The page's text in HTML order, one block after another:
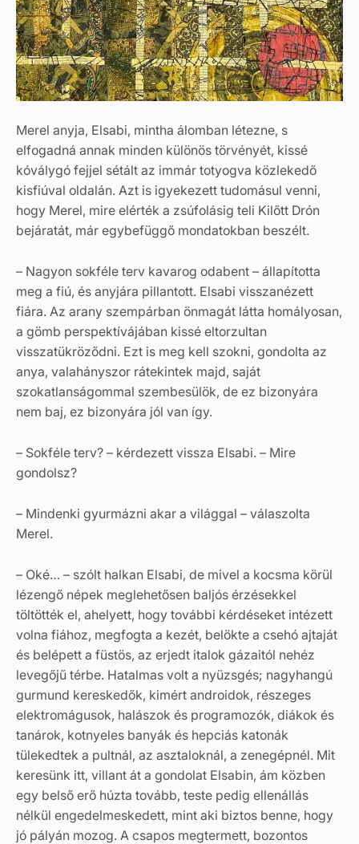
Merel anyja, Elsabi, mintha álomban létezne, s
elfogadná annak minden különös törvényét, kissé
kóválygó fejjel sétált az immár totyogva közlekedő
kisfiúval oldalán. Azt is igyekezett tudomásul venni,
hogy Merel, mire elérték a zsúfolásig teli Kilőtt Drón
bejáratát, már egybefüggő mondatokban beszélt.
– Nagyon sokféle terv kavarog odabent – állapította
meg a fiú, és anyjára pillantott. Elsabi visszanézett
fiára. Az arany szempárban önmagát látta homályosan,
a gömb perspektívájában kissé eltorzultan
visszatükröződni. Ezt is meg kell szokni, gondolta az
anya, valahányszor rátekintek majd, saját
szokatlanságommal szembesülök, de ez bizonyára
nem baj, ez bizonyára jól van így.
– Sokféle terv? – kérdezett vissza Elsabi. – Mire
gondolsz?
– Mindenki gyurmázni akar a világgal – válaszolta
Merel.
– Oké… – szólt halkan Elsabi, de mivel a kocsma körül
lézengő népek meglehetősen baljós érzésekkel
töltötték el, ahelyett, hogy további kérdéseket intézett
volna fiához, megfogta a kezét, belökte a csehó ajtaját
és belépett a füstös, az erjedt italok gázaitól nehéz
levegőjű térbe. Hatalmas volt a nyüzsgés; nagyhangú
gurmund kereskedők, kimért androidok, részeges
elektromágusok, halászok és programozók, diákok és
tanárok, kotnyeles banyák és hepciás katonák
tülekedtek a pultnál, az asztaloknál, a zenegépnél. Mit
keresünk itt, villant át a gondolat Elsabin, ám közben
egy belső erő húzta tovább, teste pedig ellenállás
nélkül engedelmeskedett, mint aki biztos benne, hogy
jó pályán mozog. A csapos megtermett, bozontos